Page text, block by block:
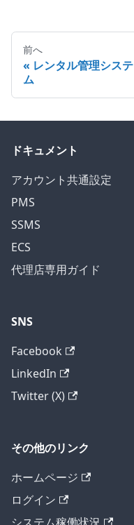
前へ
レンタル管理システ
ム
ドキュメント
アカウント共通設定
PMS
SSMS
ECS
代理店専用ガイド
SNS
Facebook
LinkedIn
Twitter (X)
その他のリンク
ホームページ
ログイン